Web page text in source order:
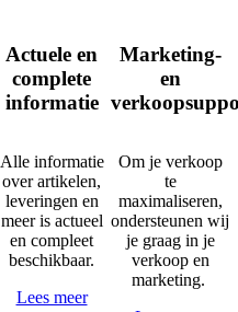
Actuele en
complete
informatie
Alle informatie
over artikelen,
leveringen en
meer is actueel
en compleet
beschikbaar.
Lees meer
Marketing-
en
Om je verkoop
te
maximaliseren,
ondersteunen wij
je graag in je
verkoop en
marketing.